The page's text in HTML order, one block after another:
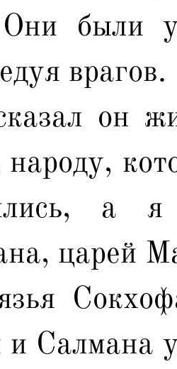
были
врагов.
он
народу,
а
царей
и Салмана